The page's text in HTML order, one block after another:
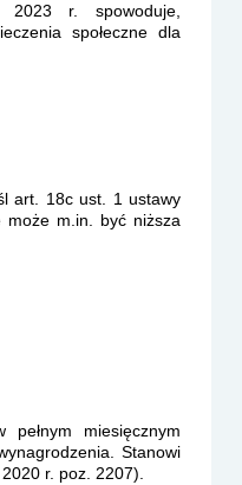
2023 r. spowoduje,
społeczne dla
art. 18c ust. 1 ustawy
może m.in. być niższa
miesięcznym
Stanowi
r. poz. 2207).